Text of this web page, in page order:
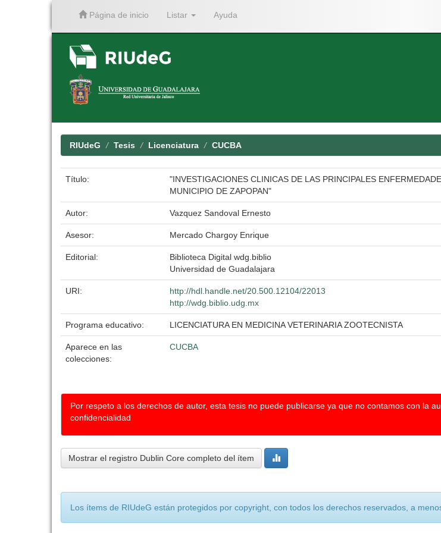
Página de inicio Listar Ayuda
RIUdeG Tesis Licenciatura CUCBA
Título:
"INVESTIGACIONES CLINICAS DE LAS PRINCIPALES
MUNICIPIO DE ZAPOPAN"
Autor: Vazquez Sandoval Ernesto
Asesor: Mercado Chargoy Enrique
Editorial:
Biblioteca Digital wdg.biblio
Universidad de Guadalajara
URI:
http://hdl.handle.net/20.500.12104/22013
http://wdg.biblio.udg.mx
Programa educativo: LICENCIATURA EN MEDICINA VETERINARIA ZOOTECNISTA
Aparece en las
colecciones:
CUCBA
Por respeto a los derechos de autor, esta tesis no puede publicarse ya que no contamos con la
confidencialidad
Mostrar el registro Dublin Core completo del ítem
Los ítems de RIUdeG están protegidos por copyright, con todos los derechos reservados, a